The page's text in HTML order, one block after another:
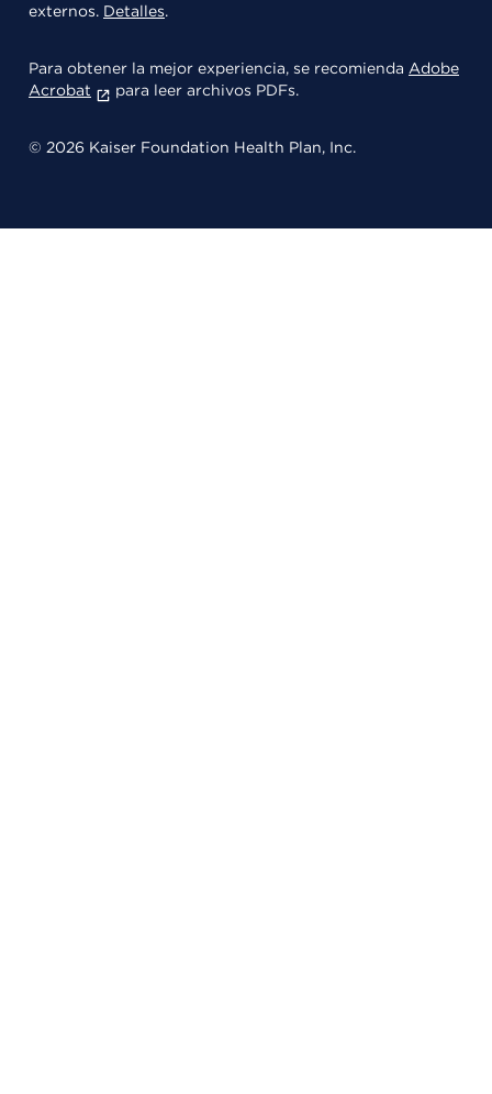
externos. Detalles.
Para obtener la mejor experiencia, se recomienda Adobe
Acrobat
para leer archivos PDFs.
© 2026 Kaiser Foundation Health Plan, Inc.